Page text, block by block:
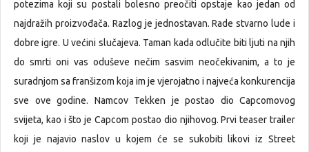
potezima koji su postali bolesno preočiti opstaje kao jedan od
najdražih proizvođača. Razlog je jednostavan. Rade stvarno lude i
dobre igre. U većini slučajeva. Taman kada odlučite biti ljuti na njih
do smrti oni vas oduševe nečim sasvim neočekivanim, a to je
suradnjom sa franšizom koja im je vjerojatno i najveća konkurencija
sve ove godine. Namcov Tekken je postao dio Capcomovog
svijeta, kao i što je Capcom postao dio njihovog. Prvi teaser trailer
koji je najavio naslov u kojem će se sukobiti likovi iz Street